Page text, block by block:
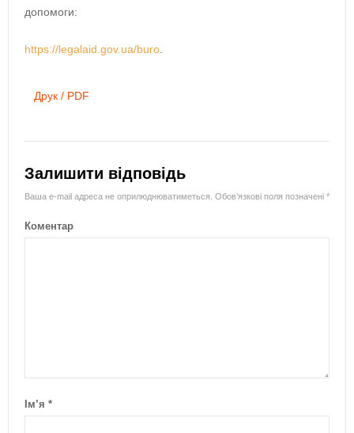
допомоги:
https://legalaid.gov.ua/buro
Друк / PDF
Залишити відповідь
Ваша e-mail адреса не оприлюднюватиметься. Обов’язкові поля позначені *
Коментар
Ім’я *